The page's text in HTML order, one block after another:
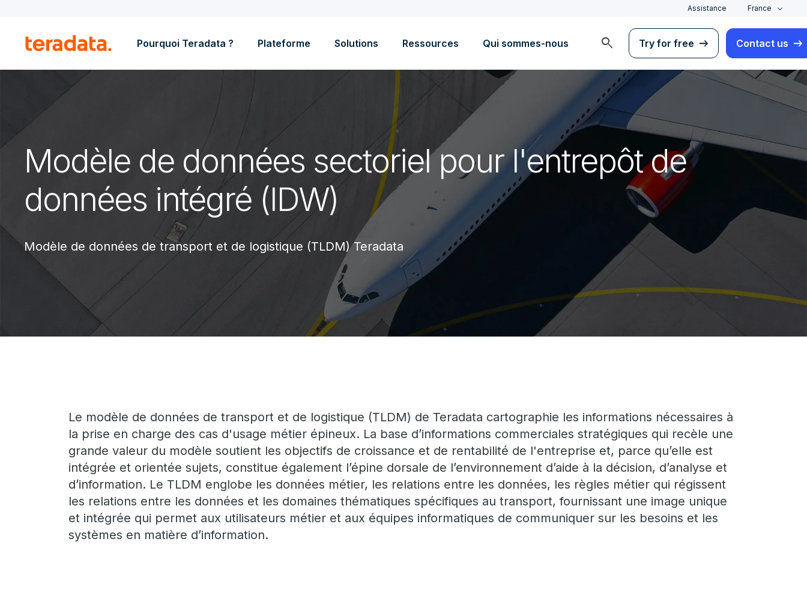
Assistance France
Pourquoi Teradata ? Plateforme Solutions Ressources Qui sommes-nous search Try for free Contact us
Modèle de données sectoriel pour l'entrepôt de
données intégré (IDW)
Modèle de données de transport et de logistique (TLDM) Teradata
Le modèle de données de transport et de logistique (TLDM) de Teradata cartographie les informations nécessaires à
la prise en charge des cas d'usage métier épineux. La base d’informations commerciales stratégiques qui recèle une
grande valeur du modèle soutient les objectifs de croissance et de rentabilité de l'entreprise et, parce qu’elle est
intégrée et orientée sujets, constitue également l’épine dorsale de l’environnement d’aide à la décision, d’analyse et
d’information. Le TLDM englobe les données métier, les relations entre les données, les règles métier qui régissent
les relations entre les données et les domaines thématiques spécifiques au transport, fournissant une image unique
et intégrée qui permet aux utilisateurs métier et aux équipes informatiques de communiquer sur les besoins et les
systèmes en matière d’information.